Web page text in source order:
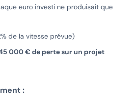
euro investi ne produisait que
de la vitesse prévue)
000 € de perte sur un projet
: